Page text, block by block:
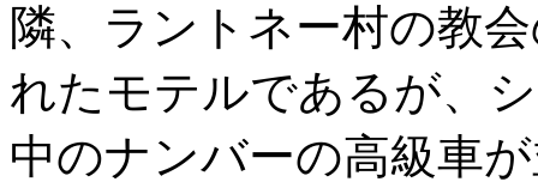
隣、ラントネー村の教
れたモテルであるが、
中のナンバーの高級車